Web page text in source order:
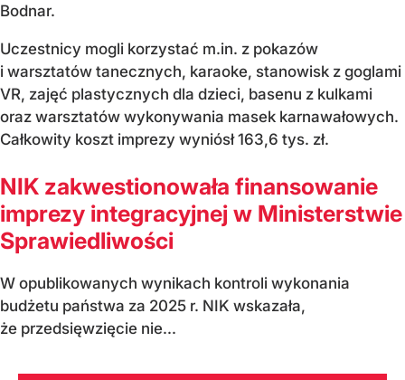
Bodnar.
Uczestnicy mogli korzystać m.in. z pokazów
i warsztatów tanecznych, karaoke, stanowisk z goglami
VR, zajęć plastycznych dla dzieci, basenu z kulkami
oraz warsztatów wykonywania masek karnawałowych.
Całkowity koszt imprezy wyniósł 163,6 tys. zł.
NIK zakwestionowała finansowanie
imprezy integracyjnej w Ministerstwie
Sprawiedliwości
W opublikowanych wynikach kontroli wykonania
budżetu państwa za 2025 r. NIK wskazała,
że przedsięwzięcie nie...